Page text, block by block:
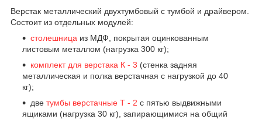
Верстак металлический двухтумбовый с тумбой и драйвером.
Состоит из отдельных модулей:
столешница из МДФ, покрытая оцинкованным
листовым металлом (нагрузка 300 кг);
комплект для верстака К - 3 (стенка задняя
металлическая и полка верстачная с нагрузкой до 40
кг);
две тумбы верстачные Т - 2 с пятью выдвижными
ящиками (нагрузка 30 кг), запирающимися на общий